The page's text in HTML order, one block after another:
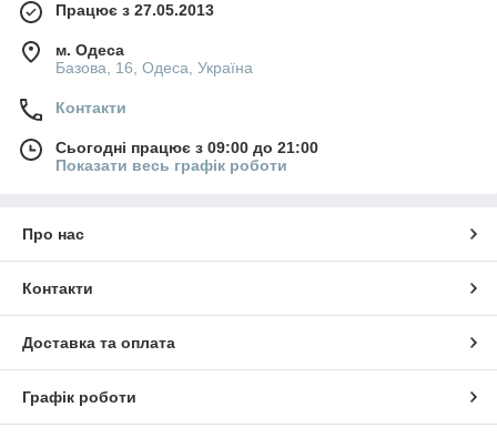
Працює з 27.05.2013
м. Одеса
Базова, 16, Одеса, Україна
Контакти
Сьогодні працює з 09:00 до 21:00
Показати весь графік роботи
Про нас
Контакти
Доставка та оплата
Графік роботи